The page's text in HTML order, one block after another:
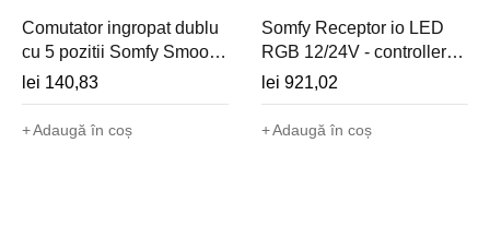
Comutator ingropat dublu
cu 5 pozitii Somfy Smoove
Duo VB (cablat, 230V,
jaluzele venetiene) -
1800505
lei 140,83
Adaugă în coș
Somfy Receptor io LED
RGB 12/24V - controller
iluminat LED color cu io -
1822612
lei 921,02
Adaugă în coș